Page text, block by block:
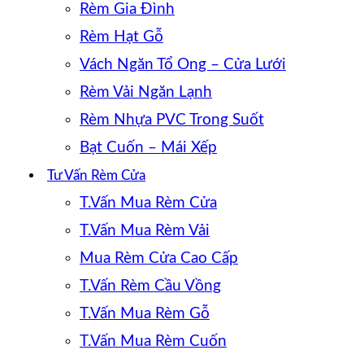
Rèm Gia Đình
Rèm Hạt Gỗ
Vách Ngăn Tổ Ong – Cửa Lưới
Rèm Vải Ngăn Lạnh
Rèm Nhựa PVC Trong Suốt
Bạt Cuốn – Mái Xếp
Tư Vấn Rèm Cửa
T.Vấn Mua Rèm Cửa
T.Vấn Mua Rèm Vải
Mua Rèm Cửa Cao Cấp
T.Vấn Rèm Cầu Vồng
T.Vấn Mua Rèm Gỗ
T.Vấn Mua Rèm Cuốn